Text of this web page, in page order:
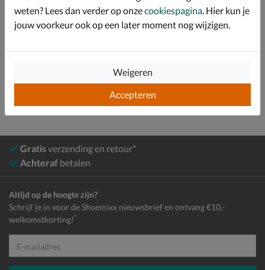
Over Nelson Kids
Sandalen
Gratisverzending en retour*
Achteraf betalen
Altijd op de hoogte zijn?
Schrijf je in voor de Shoemixx nieuwsbrief en ontvang €10,-
welkomstkorting! *
E-mailadres
weten? Lees dan verder op onzecookiespagina . Hier kun je
jouw voorkeur ook op een later moment nog wijzigen.
Accepteren
Weigeren